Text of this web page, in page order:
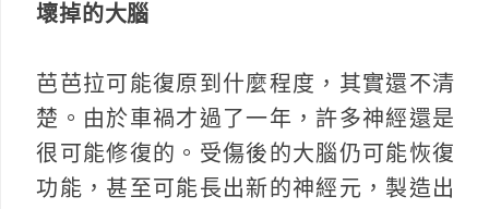
壞掉的大腦
芭芭拉可能復原到什麼程度，其實還不清
楚。由於車禍才過了一年，許多神經還是
很可能修復的。受傷後的大腦仍可能恢復
功能，甚至可能長出新的神經元，製造出